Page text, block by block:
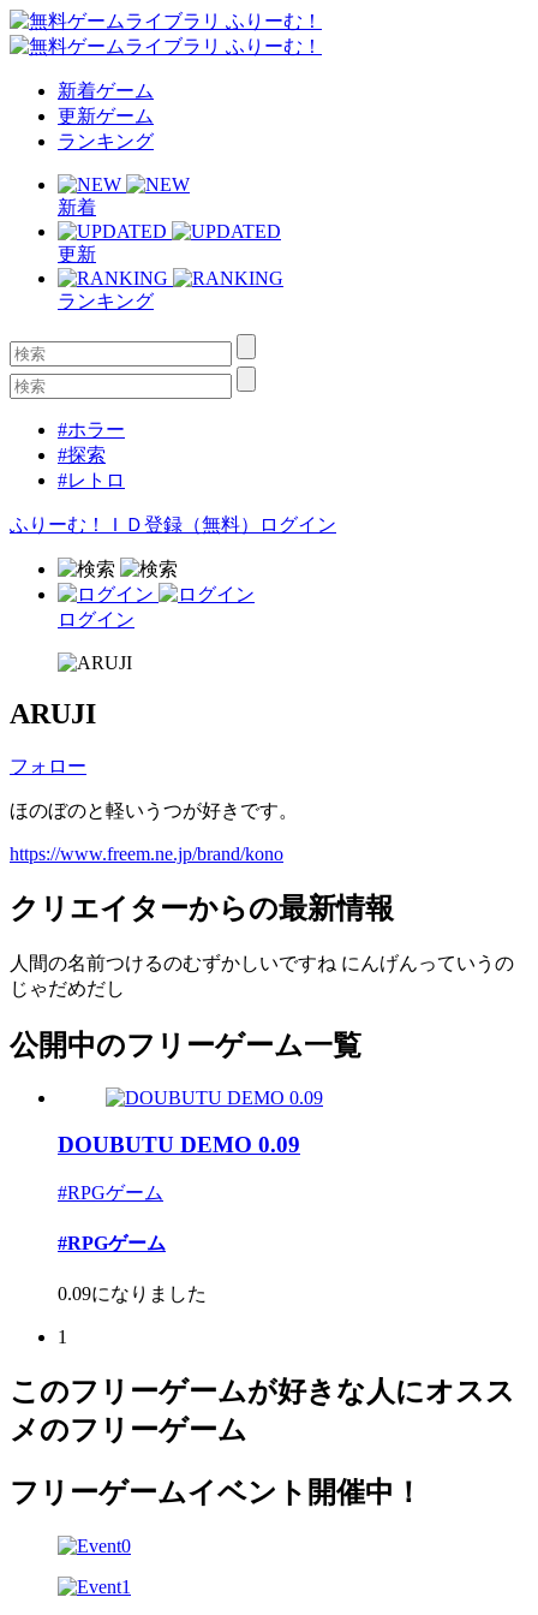
新着ゲーム
更新ゲーム
ランキング
新着
更新
ランキング
#ホラー
#探索
#レトロ
ふりーむ！ＩＤ登録（無料） ログイン
ログイン
ARUJI
フォロー
ほのぼのと軽いうつが好きです。
https://www.freem.ne.jp/brand/kono
クリエイターからの最新情報
人間の名前つけるのむずかしいですね にんげんっていうの
じゃだめだし
公開中のフリーゲーム一覧
DOUBUTU DEMO 0.09
#RPGゲーム
#RPGゲーム
0.09になりました
1
このフリーゲームが好きな人にオスス
メのフリーゲーム
フリーゲームイベント開催中！